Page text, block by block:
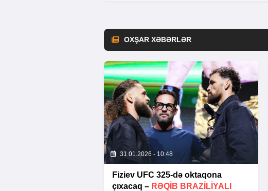
OXŞAR XƏBƏRLƏR
31.01.2026 - 10:48
Fiziev UFC 325-də oktaqona
çıxacaq – RƏQIB BRAZILIYALI